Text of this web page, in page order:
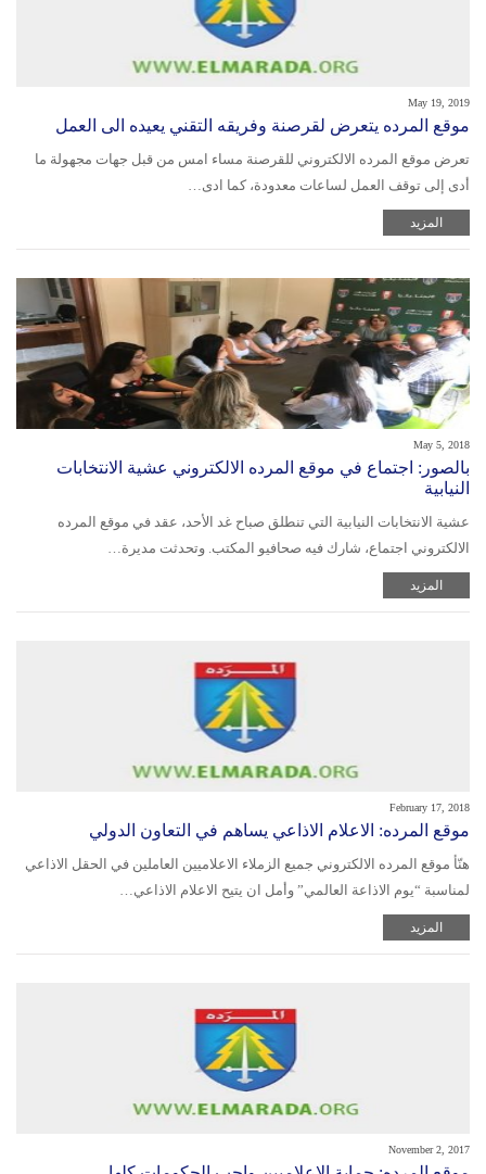
May 19, 2019
موقع المرده يتعرض لقرصنة وفريقه التقني يعيده الى العمل
تعرض موقع المرده الالكتروني للقرصنة مساء امس من قبل جهات مجهولة ما
أدى إلى توقف العمل لساعات معدودة، كما ادى…
المزيد
May 5, 2018
بالصور: اجتماع في موقع المرده الالكتروني عشية الانتخابات
النيابية
عشية الانتخابات النيابية التي تنطلق صباح غد الأحد، عقد في موقع المرده
الالكتروني اجتماع، شارك فيه صحافيو المكتب. وتحدثت مديرة…
المزيد
February 17, 2018
موقع المرده: الاعلام الاذاعي يساهم في التعاون الدولي
هنّأ موقع المرده الالكتروني جميع الزملاء الاعلاميين العاملين في الحقل الاذاعي
لمناسبة “يوم الاذاعة العالمي” وأمل ان يتيح الاعلام الاذاعي…
المزيد
November 2, 2017